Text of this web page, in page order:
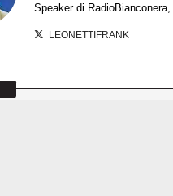
Speaker di
LEONETTIFRANK